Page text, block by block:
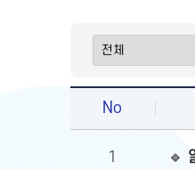
No
1 🔹